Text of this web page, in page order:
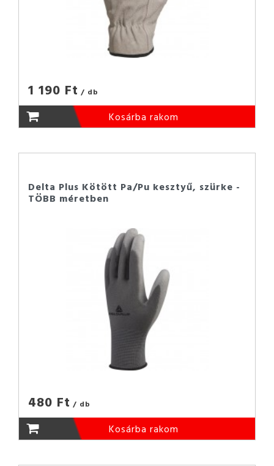
1 190 Ft / db
Kosárba rakom
Delta Plus Kötött Pa/Pu kesztyű, szürke -
TÖBB méretben
480 Ft / db
Kosárba rakom